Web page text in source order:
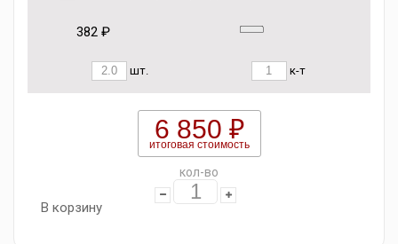
382 ₽
шт. к-т
6 850 ₽
итоговая стоимость
кол-во
В корзину